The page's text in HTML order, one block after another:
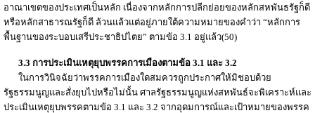
อาณาเขตของประเทศเป็นหลัก เนื่องจากหลักการปลีกย่อยของหลักสหพันธรัฐก็ดี
หรือหลักสาธารณรัฐก็ดี ล้วนแล้วแต่อยู่ภายใต้ความหมายของคำว่า “หลักการ
พื้นฐานของระบอบเสรีประชาธิปไตย” ตามข้อ 3.1 อยู่แล้ว(50)
3.3 การประเมินเหตุยุบพรรคการเมืองตามข้อ 3.1 และ 3.2
ในการวินิจฉัยว่าพรรคการเมืองใดสมควรถูกประกาศให้มิชอบด้วย
รัฐธรรมนูญและสั่งยุบไปหรือไม่นั้น ศาลรัฐธรรมนูญแห่งสหพันธ์จะพิเคราะห์และ
ประเมินเหตุยุบพรรคตามข้อ 3.1 และ 3.2 จากอุดมการณ์และเป้าหมายของพรรค